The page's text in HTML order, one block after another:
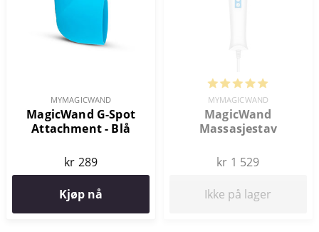
MYMAGICWAND
MagicWand G-Spot
Attachment - Blå
kr 289
Kjøp nå
MYMAGICWAND
MagicWand
Massasjestav
kr 1 529
Ikke på lager